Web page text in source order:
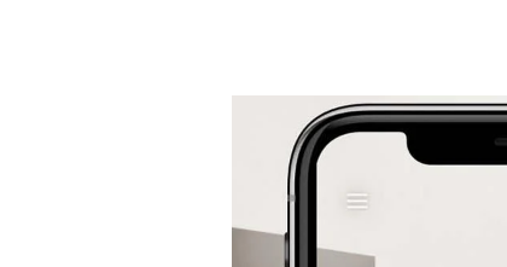
Изображение события